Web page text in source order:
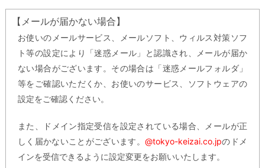
【メールが届かない場合】
お使いのメールサービス、メールソフト、ウィルス対策ソフ
ト等の設定により「迷惑メール」と認識され、メールが届か
ない場合がございます。その場合は「迷惑メールフォルダ」
等をご確認いただくか、お使いのサービス、ソフトウェアの
設定をご確認ください。
また、ドメイン指定受信を設定されている場合、メールが正
しく届かないことがございます。@tokyo-keizai.co.jpのドメ
インを受信できるように設定変更をお願いいたします。